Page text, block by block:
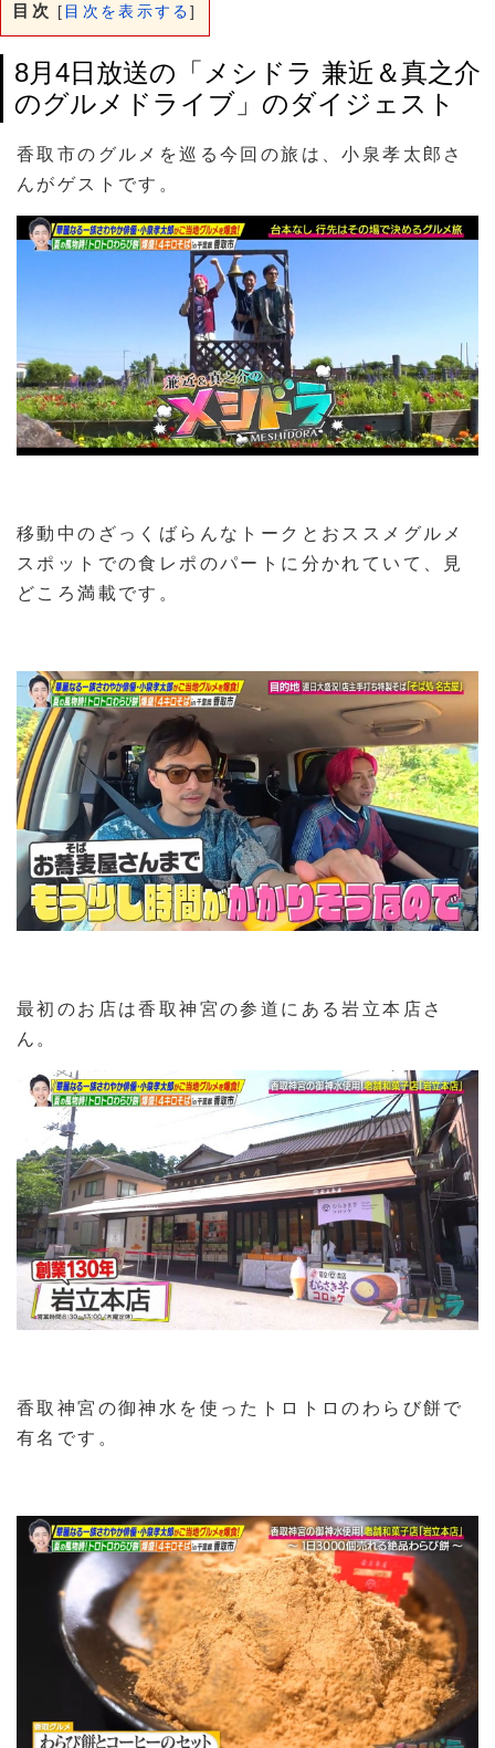
目次 [ 目次を表示する]
8月4日放送の「メシドラ 兼近＆真之介
のグルメドライブ」のダイジェスト
香取市のグルメを巡る今回の旅は、小泉孝太郎さ
んがゲストです。
移動中のざっくばらんなトークとおススメグルメ
スポットでの食レポのパートに分かれていて、見
どころ満載です。
最初のお店は香取神宮の参道にある岩立本店さ
ん。
香取神宮の御神水を使ったトロトロのわらび餅で
有名です。